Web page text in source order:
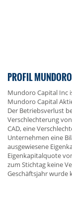
PROFIL
Mundoro Capital Inc
Mundoro Capital
Der Betriebsverlust
Verschlechterung
CAD, eine
Unternehmen eine
ausgewiesene
Eigenkapitalquote
zum Stichtag keine
Geschäftsjahr wurde